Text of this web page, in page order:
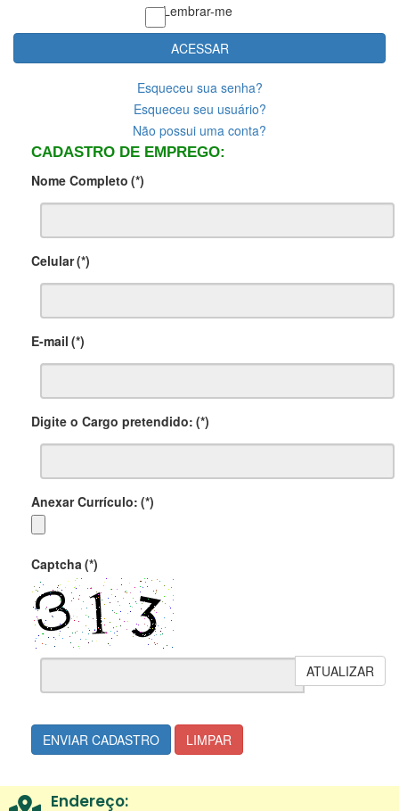
Lembrar-me
ACESSAR
Esqueceu sua senha?
Esqueceu seu usuário?
Não possui uma conta?
CADASTRO DE EMPREGO:
Nome Completo (*)
Celular(*)
E-mail (*)
Digite o Cargo pretendido: (*)
Anexar Currículo: (*)
Captcha (*)
ATUALIZAR
ENVIAR CADASTRO LIMPAR
Endereço: